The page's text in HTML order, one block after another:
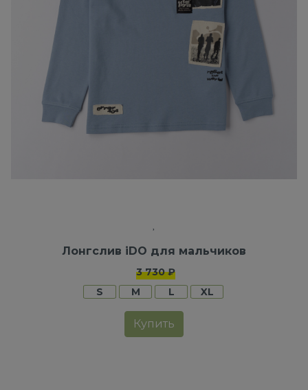
Лонгслив iDO для мальчиков
3 730 ₽
S
M L XL
Купить